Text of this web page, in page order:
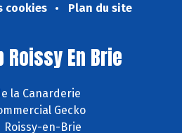
cookies
Plan du site
Roissy En Brie
la Canarderie
Gecko
Roissy-en-Brie